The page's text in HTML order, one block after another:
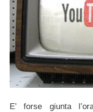
E’ forse giunta